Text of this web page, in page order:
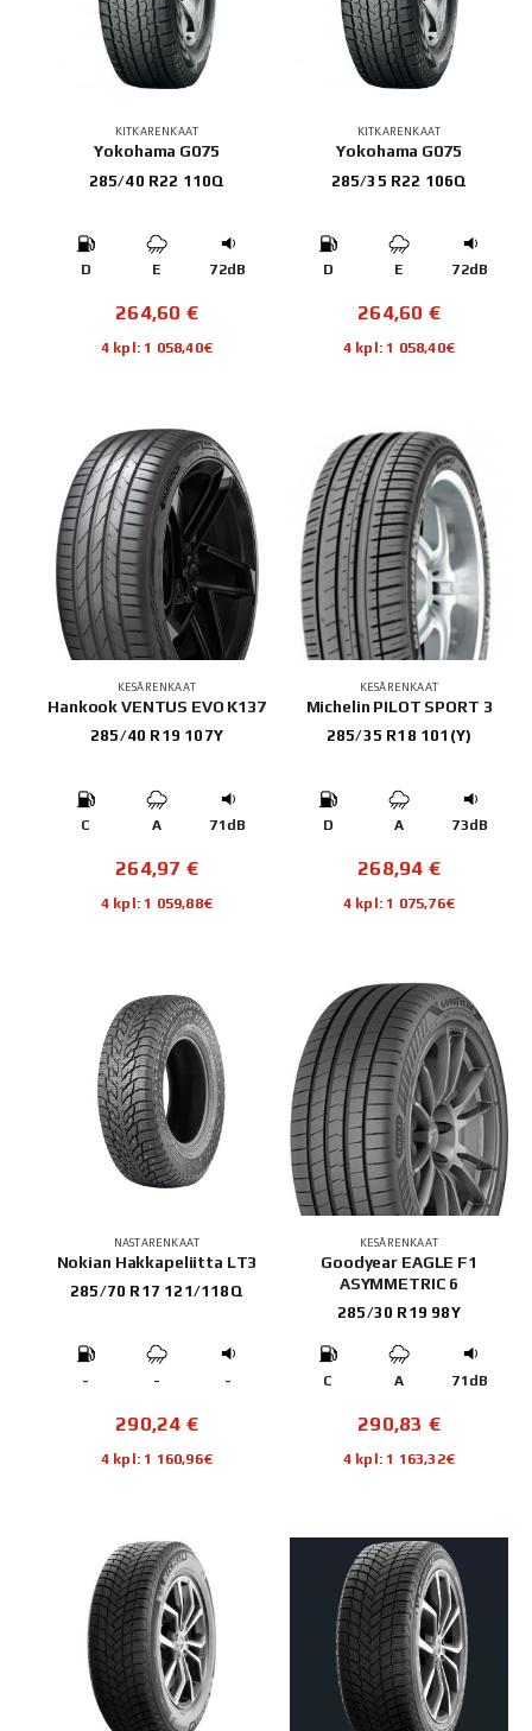
KITKARENKAAT
Yokohama G075
285/40 R22 110Q
D E 72dB
264,60 €
4 kpl: 1 058,40€
KITKARENKAAT
Yokohama G075
285/35 R22 106Q
D E 72dB
264,60 €
4 kpl: 1 058,40€
KESÄRENKAAT
Hankook VENTUS EVO K137
285/40 R19 107Y
C A 71dB
264,97 €
4 kpl: 1 059,88€
KESÄRENKAAT
Michelin PILOT SPORT 3
285/35 R18 101(Y)
D A 73dB
268,94 €
4 kpl: 1 075,76€
NASTARENKAAT
Nokian Hakkapeliitta LT3
285/70 R17 121/118Q
- - -
290,24 €
4 kpl: 1 160,96€
KESÄRENKAAT
Goodyear EAGLE F1
ASYMMETRIC 6
285/30 R19 98Y
C A 71dB
290,83 €
4 kpl: 1 163,32€